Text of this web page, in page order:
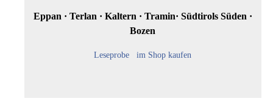
Eppan · Terlan · Kaltern · Tramin· Südtirols Süden ·
Bozen
Leseprobe im Shop kaufen